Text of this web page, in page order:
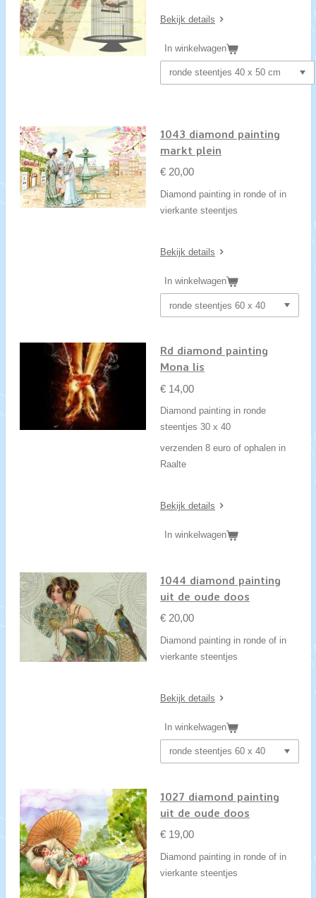
Bekijk details
In winkelwagen
1043 diamond painting
markt plein
€ 20,00
Diamond painting in ronde of in
vierkante steentjes
Bekijk details
In winkelwagen
Rd diamond painting
Mona lis
€ 14,00
Diamond painting in ronde
steentjes 30 x 40
verzenden 8 euro of ophalen in
Raalte
Bekijk details
In winkelwagen
1044 diamond painting
uit de oude doos
€ 20,00
Diamond painting in ronde of in
vierkante steentjes
Bekijk details
In winkelwagen
1027 diamond painting
uit de oude doos
€ 19,00
Diamond painting in ronde of in
vierkante steentjes